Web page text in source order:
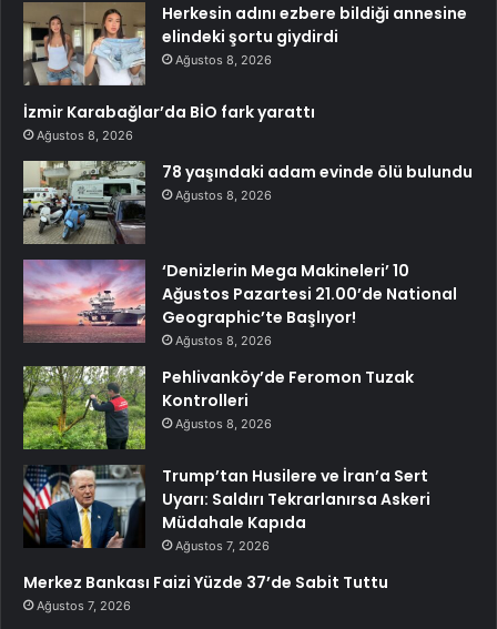
Herkesin adını ezbere bildiği annesine
elindeki şortu giydirdi
Ağustos 8, 2026
İzmir Karabağlar’da BİO fark yarattı
Ağustos 8, 2026
78 yaşındaki adam evinde ölü bulundu
Ağustos 8, 2026
‘Denizlerin Mega Makineleri’ 10
Ağustos Pazartesi 21.00’de National
Geographic’te Başlıyor!
Ağustos 8, 2026
Pehlivanköy’de Feromon Tuzak
Kontrolleri
Ağustos 8, 2026
Trump’tan Husilere ve İran’a Sert
Uyarı: Saldırı Tekrarlanırsa Askeri
Müdahale Kapıda
Ağustos 7, 2026
Merkez Bankası Faizi Yüzde 37’de Sabit Tuttu
Ağustos 7, 2026